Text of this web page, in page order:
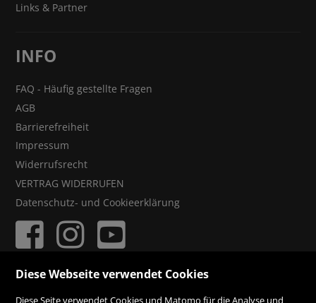
Links & Partner
INFO
FAQ - Häufig gestellte Fragen
AGB
Barrierefreiheit
Impressum
Widerrufsrecht
VERTRAG WIDERRUFEN
Datenschutz- und Cookieerklärung
Diese Webseite verwendet Cookies
Diese Seite verwendet Cookies und Matomo für die Analyse und